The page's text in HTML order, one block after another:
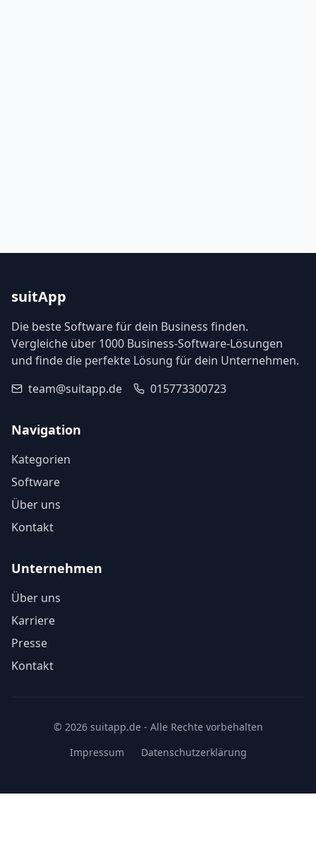
suitApp
Die beste Software für dein Business finden.
Vergleiche über 1000 Business-Software-Lösungen
und finde die perfekte Lösung für dein Unternehmen.
team@suitapp.de
015773300723
Navigation
Kategorien
Software
Über uns
Kontakt
Unternehmen
Über uns
Karriere
Presse
Kontakt
© 2026 suitapp.de - Alle Rechte vorbehalten
Impressum
Datenschutzerklärung